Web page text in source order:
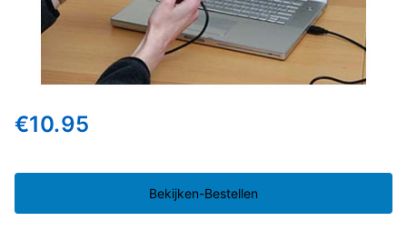
€10.95
Bekijken-Bestellen